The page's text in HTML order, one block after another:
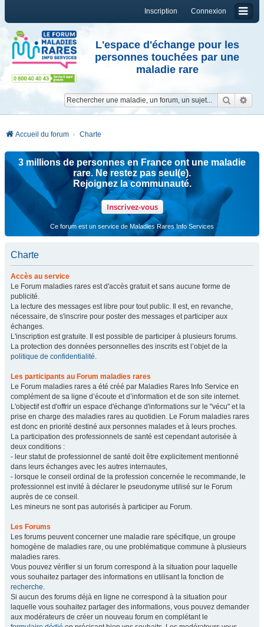
Connexion
Inscription
L'espace d'échange pour les
personnes touchées par une
maladie rare
Accueil du forum Charte
3 millions de personnes en France ont une maladie
rare. Ne restez pas seul(e).
Rejoignez la communauté.
Inscrivez-vous
Ce forum est un service de Maladies Rares Info Services
Charte
Accès au service
Le Forum maladies rares est d'accès gratuit et sans aucune forme de
publicité.
La lecture des messages est libre pour tout public. Il est, en revanche,
nécessaire, de s'inscrire pour poster des messages et participer aux
échanges.
L'inscription est gratuite. Il est possible de participer à plusieurs forums.
La protection des données personnelles des inscrits est l’objet de la
politique de confidentialité.
Les participants au Forum maladies rares
Le Forum maladies rares a été créé par Maladies Rares Info Service en
complément de sa ligne d’écoute et d’information et de son site internet.
L'objectif est d'offrir un espace d'échange d'informations sur le "vécu" et la
prise en charge des maladies rares au quotidien. Le Forum maladies rares
est donc en priorité destiné aux personnes malades et à leurs proches.
La participation des professionnels de santé est cependant autorisée à
deux conditions :
- leur statut de professionnel de santé doit être explicitement mentionné
dans leurs échanges avec les autres internautes,
- lorsque le conseil ordinal de la profession concernée le recommande, le
professionnel est invité à déclarer le pseudonyme utilisé sur le Forum
auprès de ce conseil.
Les mineurs ne sont pas autorisés à participer au Forum.
Les Forums
Les forums peuvent concerner une maladie rare spécifique, un groupe
homogène de maladies rare, ou une problématique commune à plusieurs
maladies rares.
Vous pouvez vérifier si un forum correspond à la situation pour laquelle
vous souhaitez partager des informations en utilisant la fonction de
recherche.
Si aucun des forums déjà en ligne ne correspond à la situation pour
laquelle vous souhaitez partager des informations, vous pouvez demander
aux modérateurs de créer un nouveau forum en complétant le